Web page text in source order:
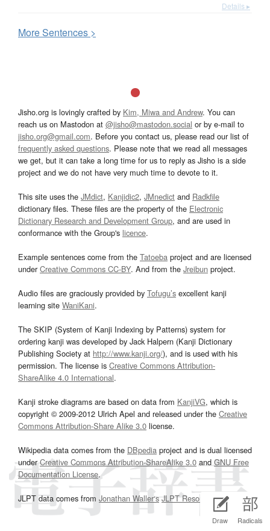
Draw Radicals
Details ▸
MoreSentences >
Jisho.org is lovingly crafted by Kim, Miwa and Andrew. You can
reach us on Mastodon at @jisho@mastodon.social or by e-mail to
jisho.org@gmail.com. Before you contact us, please read our list of
frequently asked questions. Please note that we read all messages
we get, but it can take a long time for us to reply as Jisho is a side
project and we do not have very much time to devote to it.
This site uses the JMdict, Kanjidic2, JMnedict and Radkfile
dictionary files. These files are the property of the Electronic
Dictionary Research and Development Group, and are used in
conformance with the Group's licence.
Example sentences come from the Tatoeba project and are licensed
underCreative Commons CC-BY. And from the Jreibun project.
Audio files are graciously provided by Tofugu’s excellent kanji
learning site WaniKani.
The SKIP (System of Kanji Indexing by Patterns) system for
ordering kanji was developed by Jack Halpern (Kanji Dictionary
Publishing Society at http://www.kanji.org/), and is used with his
permission. The license is Creative Commons Attribution-
ShareAlike 4.0 International.
Kanji stroke diagrams are based on data from KanjiVG, which is
copyright © 2009-2012 Ulrich Apel and released under the Creative
Commons Attribution-Share Alike 3.0 license.
Wikipedia data comes from the DBpedia project and is dual licensed
underCreative Commons Attribution-ShareAlike 3.0and GNU Free
Documentation License.
JLPT data comes from Jonathan Waller‘s JLPT Resourcespage.